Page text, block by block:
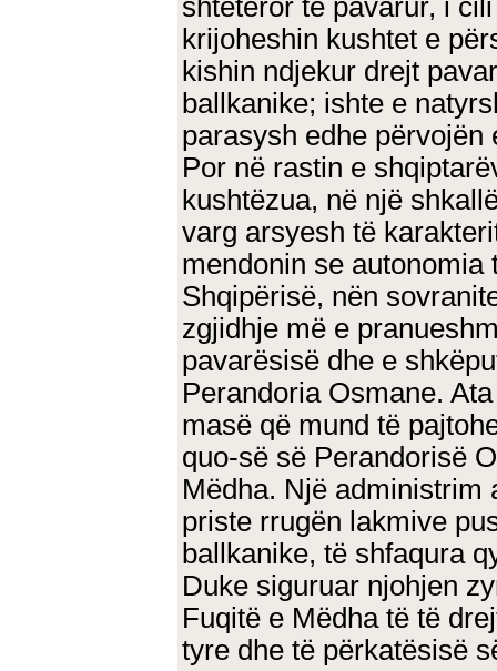
shtetëror të pavarur, i
krijoheshin kushtet e
kishin ndjekur drejt
ballkanike; ishte e
parasysh edhe përvojën
Por në rastin e
kushtëzua, në një
varg arsyesh të
mendonin se
Shqipërisë, nën
zgjidhje më e
pavarësisë dhe e
Perandoria Osmane.
masë që mund të
quo-së së Perandorisë
Mëdha. Një administrim
priste rrugën lakmive
ballkanike, të shfaqura
Duke siguruar njohjen
Fuqitë e Mëdha të të
tyre dhe të përkatësisë